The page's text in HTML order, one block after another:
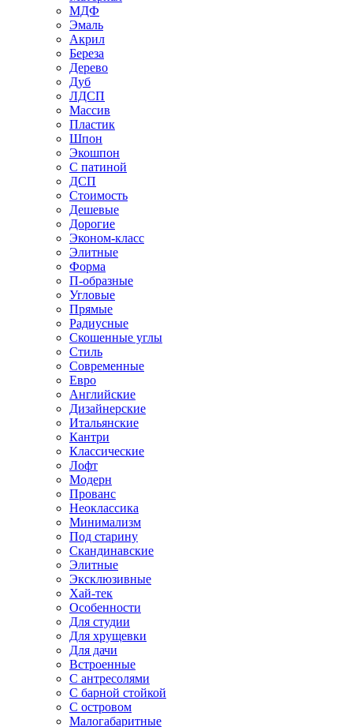
МДФ
Эмаль
Акрил
Береза
Дерево
Дуб
ЛДСП
Массив
Пластик
Шпон
Экошпон
С патиной
ДСП
Стоимость
Дешевые
Дорогие
Эконом-класс
Элитные
Форма
П-образные
Угловые
Прямые
Радиусные
Скошенные углы
Стиль
Современные
Евро
Английские
Дизайнерские
Итальянские
Кантри
Классические
Лофт
Модерн
Прованс
Неоклассика
Минимализм
Под старину
Скандинавские
Элитные
Эксклюзивные
Хай-тек
Особенности
Для студии
Для хрущевки
Для дачи
Встроенные
С антресолями
С барной стойкой
С островом
Малогабаритные